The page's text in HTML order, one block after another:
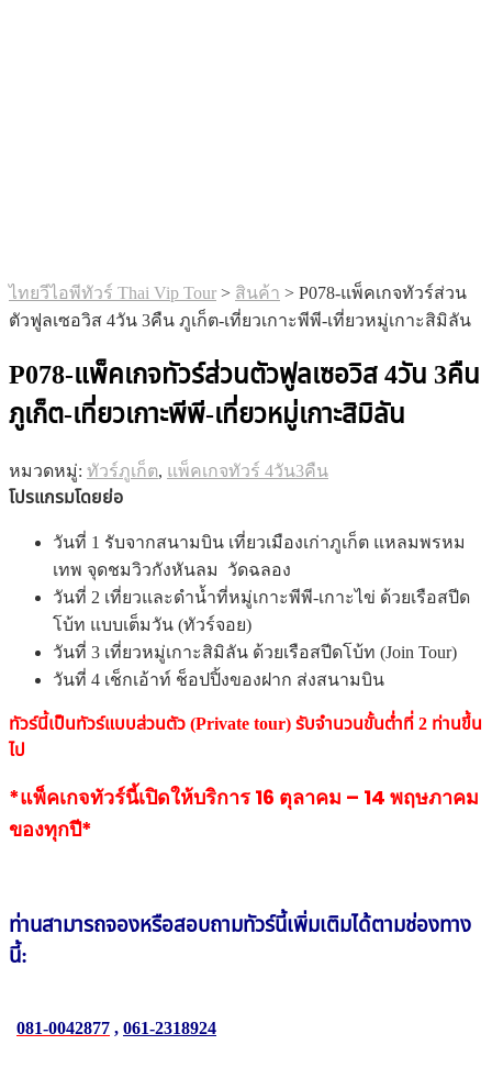
ไทยวีไอพีทัวร์ Thai Vip Tour > สินค้า > P078-แพ็คเกจทัวร์ส่วน
ตัวฟูลเซอวิส 4วัน 3คืน ภูเก็ต-เที่ยวเกาะพีพี-เที่ยวหมู่เกาะสิมิลัน
P078-แพ็คเกจทัวร์ส่วนตัวฟูลเซอวิส 4วัน 3คืน
ภูเก็ต-เที่ยวเกาะพีพี-เที่ยวหมู่เกาะสิมิลัน
หมวดหมู่: ทัวร์ภูเก็ต, แพ็คเกจทัวร์ 4วัน3คืน
โปรแกรมโดยย่อ
วันที่ 1 รับจากสนามบิน เที่ยวเมืองเก่าภูเก็ต แหลมพรหม
เทพ จุดชมวิวกังหันลม วัดฉลอง
วันที่ 2 เที่ยวและดำน้ำที่หมู่เกาะพีพี-เกาะไข่ ด้วยเรือสปีด
โบ้ท แบบเต็มวัน (ทัวร์จอย)
วันที่ 3 เที่ยวหมู่เกาะสิมิลัน ด้วยเรือสปีดโบ้ท (Join Tour)
วันที่ 4 เช็กเอ้าท์ ช็อปปิ้งของฝาก ส่งสนามบิน
ทัวร์นี้เป็นทัวร์แบบส่วนตัว (Private tour) รับจำนวนขั้นต่ำที่ 2 ท่านขึ้น
ไป
*แพ็คเกจทัวร์นี้เปิดให้บริการ 16 ตุลาคม – 14 พฤษภาคม
ของทุกปี*
ท่านสามารถจองหรือสอบถามทัวร์นี้เพิ่มเติมได้ตามช่องทาง
นี้:
081-0042877 , 061-2318924